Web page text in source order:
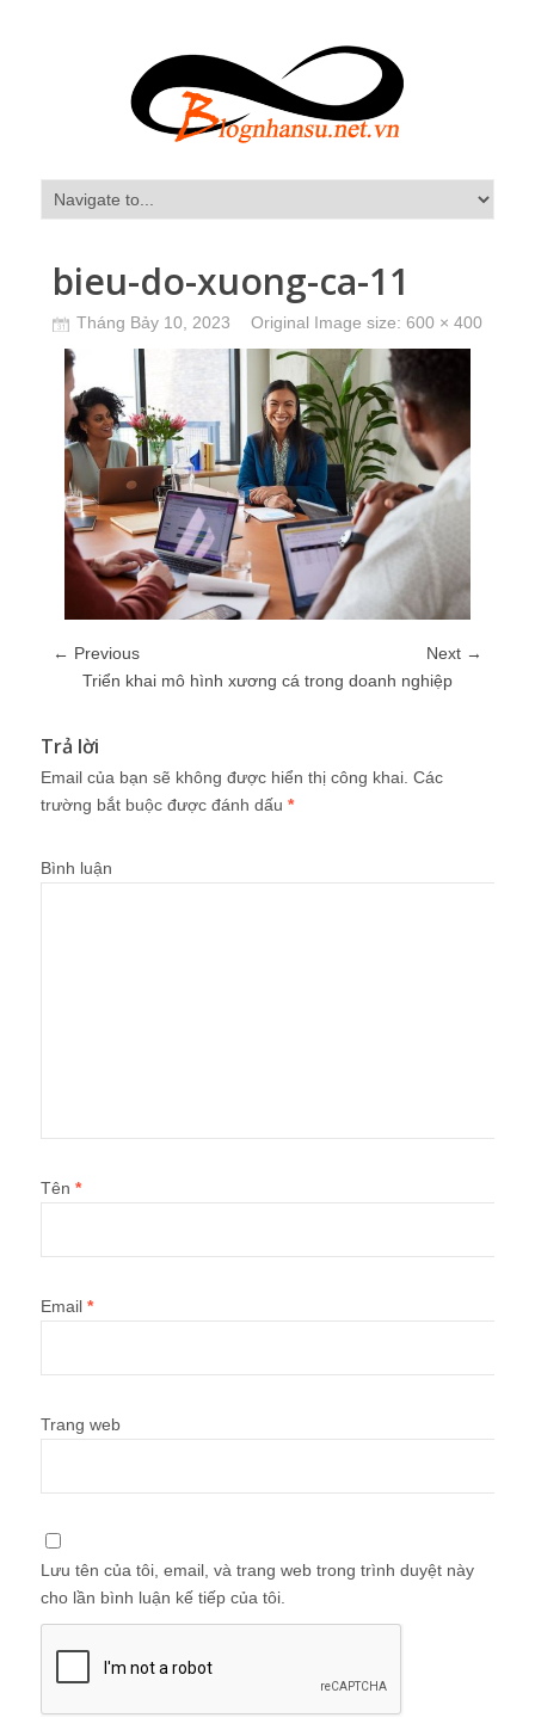
bieu-do-xuong-ca-11
Tháng Bảy 10, 2023 Original Image size: 600 × 400
← Previous
Next →
Triển khai mô hình xương cá trong doanh nghiệp
Trả lời
Email của bạn sẽ không được hiển thị công khai. Các
trường bắt buộc được đánh dấu *
Bình luận
Tên *
Email *
Trang web
Lưu tên của tôi, email, và trang web trong trình duyệt này
cho lần bình luận kế tiếp của tôi.